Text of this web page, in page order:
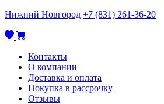
Нижний Новгород +7 (831) 261-36-20
Контакты
О компании
Доставка и оплата
Покупка в рассрочку
Отзывы